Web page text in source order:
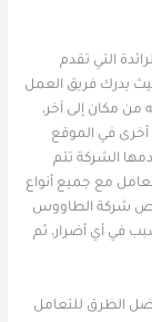
التي تقدم
يدرك فريق العمل
من مكان إلى آخر،
أخرى في الموقع
الشركة تتم
مع جميع أنواع
تحرص شركة الطاووس
في أي أضرار، ثم
الطرق للتعامل